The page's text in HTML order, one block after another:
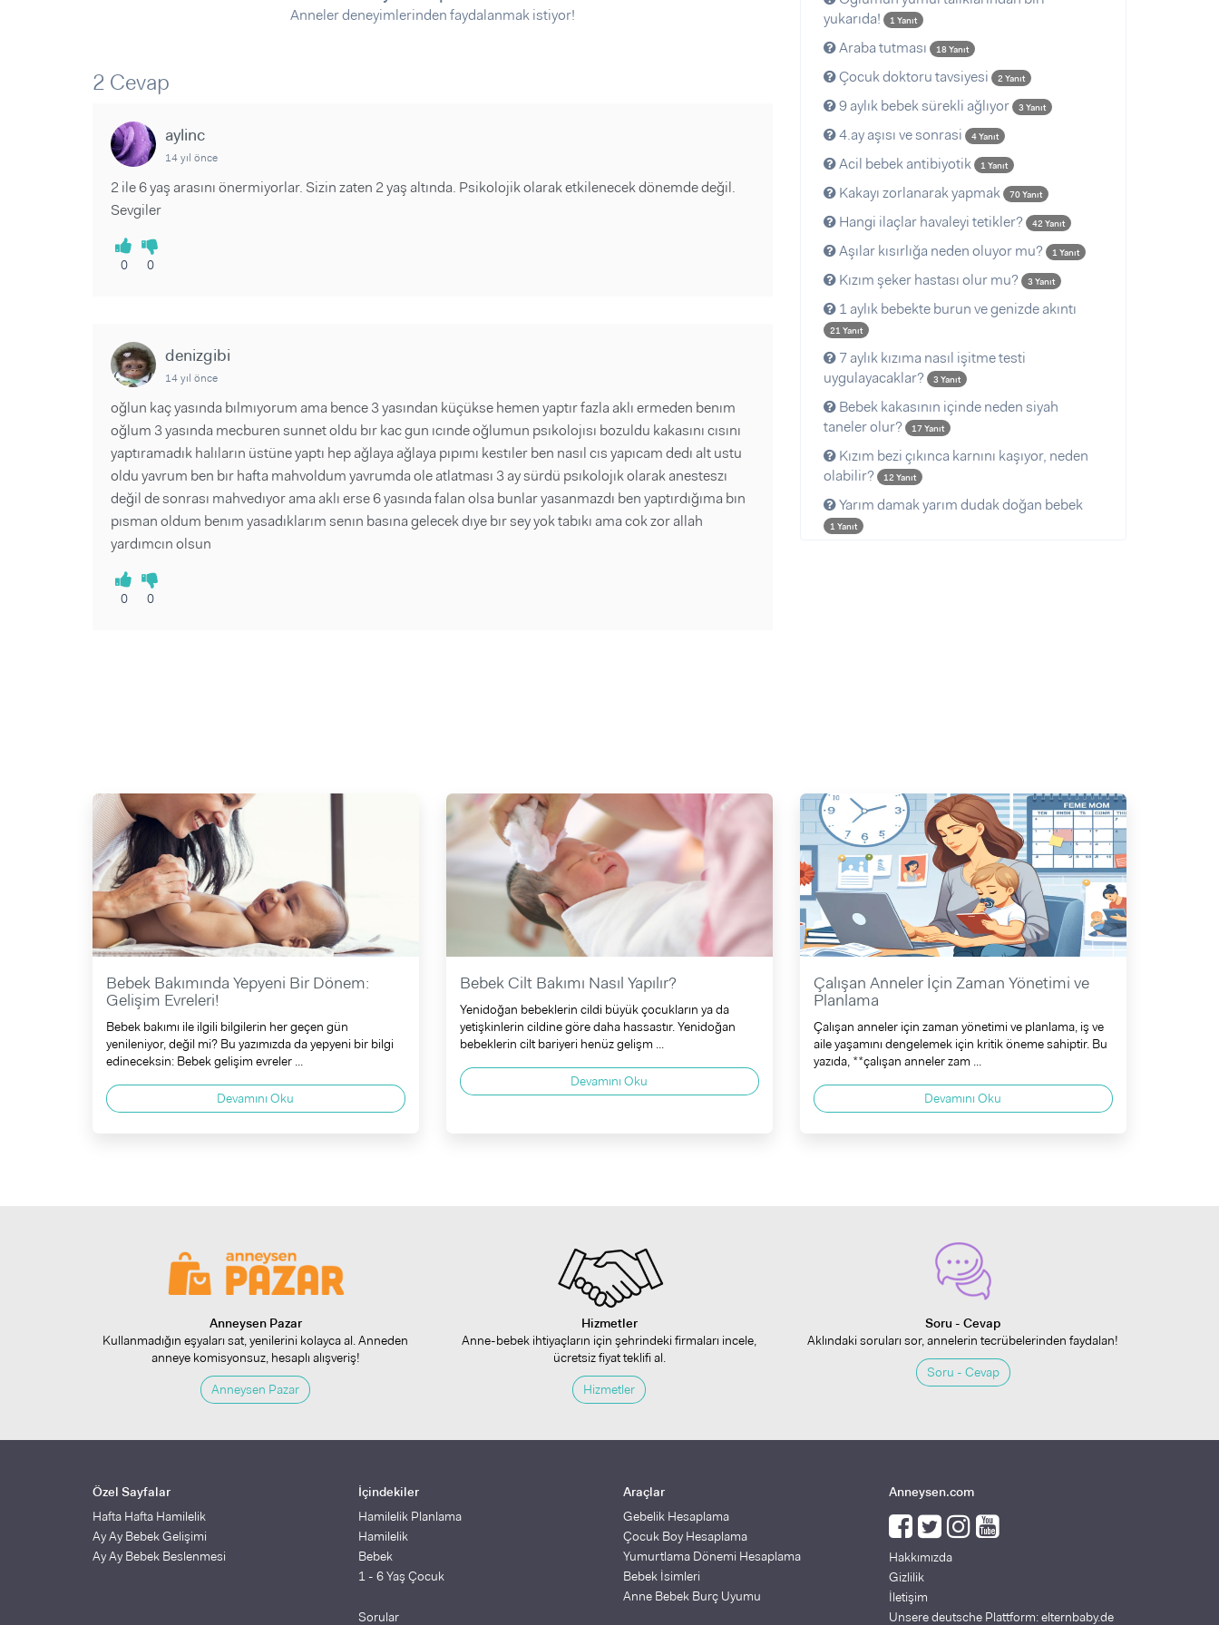
Eğlence
Anneler deneyimlerinden faydalanmak istiyor!
2 Cevap
aylinc
14 yıl önce
2 ile 6 yaş arasını önermiyorlar. Sizin zaten 2 yaş altında. Psikolojik olarak etkilenecek dönemde değil.
Sevgiler
0 0
denizgibi
14 yıl önce
oğlun kaç yasında bılmıyorum ama bence 3 yasından küçükse hemen yaptır fazla aklı ermeden benım
oğlum 3 yasında mecburen sunnet oldu bır kac gun ıcınde oğlumun psıkolojısı bozuldu kakasını cısını
yaptıramadık halıların üstüne yaptı hep ağlaya ağlaya pıpımı kestıler ben nasıl cıs yapıcam dedı alt ustu
oldu yavrum ben bır hafta mahvoldum yavrumda ole atlatması 3 ay sürdü psıkolojık olarak anesteszı
değil de sonrası mahvedıyor ama aklı erse 6 yasında falan olsa bunlar yasanmazdı ben yaptırdığıma bın
pısman oldum benım yasadıklarım senın basına gelecek dıye bır sey yok tabıkı ama cok zor allah
yardımcın olsun
0 0
yukarıda!
1 Yanıt
Araba tutması 18 Yanıt
Çocuk doktoru tavsiyesi 2 Yanıt
9 aylık bebek sürekli ağlıyor 3 Yanıt
4.ay aşısı ve sonrasi 4 Yanıt
Acil bebek antibiyotik 1 Yanıt
Kakayı zorlanarak yapmak 70 Yanıt
Hangi ilaçlar havaleyi tetikler? 42 Yanıt
Aşılar kısırlığa neden oluyor mu? 1 Yanıt
Kızım şeker hastası olur mu? 3 Yanıt
1 aylık bebekte burun ve genizde akıntı
21 Yanıt
7 aylık kızıma nasıl işitme testi
uygulayacaklar?
3 Yanıt
Bebek kakasının içinde neden siyah
taneler olur?
17 Yanıt
Kızım bezi çıkınca karnını kaşıyor, neden
olabilir?
12 Yanıt
Yarım damak yarım dudak doğan bebek
1 Yanıt
Bebek Bakımında Yepyeni Bir Dönem:
Gelişim Evreleri!
Bebek bakımı ile ilgili bilgilerin her geçen gün
yenileniyor, değil mi? Bu yazımızda da yepyeni bir bilgi
edineceksin: Bebek gelişim evreler ...
Devamını Oku
Bebek Cilt Bakımı Nasıl Yapılır?
Yenidoğan bebeklerin cildi büyük çocukların ya da
yetişkinlerin cildine göre daha hassastır. Yenidoğan
bebeklerin cilt bariyeri henüz gelişm ...
Devamını Oku
Çalışan Anneler İçin Zaman Yönetimi ve
Planlama
Çalışan anneler için zaman yönetimi ve planlama, iş ve
aile yaşamını dengelemek için kritik öneme sahiptir. Bu
yazıda, **çalışan anneler zam ...
Devamını Oku
Anneysen Pazar
Kullanmadığın eşyaları sat, yenilerini kolayca al. Anneden
anneye komisyonsuz, hesaplı alışveriş!
Anneysen Pazar
Hizmetler
Anne-bebek ihtiyaçların için şehrindeki firmaları incele,
ücretsiz fiyat teklifi al.
Hizmetler
Soru - Cevap
Aklındaki soruları sor, annelerin tecrübelerinden faydalan!
Soru - Cevap
Özel Sayfalar
Hafta Hafta Hamilelik
Ay Ay Bebek Gelişimi
Ay Ay Bebek Beslenmesi
İçindekiler
Hamilelik Planlama
Hamilelik
Bebek
1 - 6 Yaş Çocuk
Sorular
Araçlar
Gebelik Hesaplama
Çocuk Boy Hesaplama
Yumurtlama Dönemi Hesaplama
Bebek İsimleri
Anne Bebek Burç Uyumu
Anneysen.com
Hakkımızda
Gizlilik
İletişim
Unsere deutsche Plattform: elternbaby.de